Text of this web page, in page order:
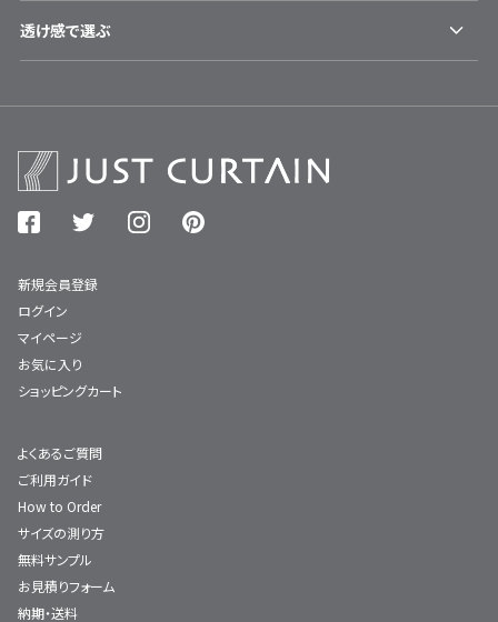
透け感で選ぶ
新規会員登録
ログイン
マイページ
お気に入り
ショッピングカート
よくあるご質問
ご利用ガイド
How to Order
サイズの測り方
無料サンプル
お見積りフォーム
納期・送料